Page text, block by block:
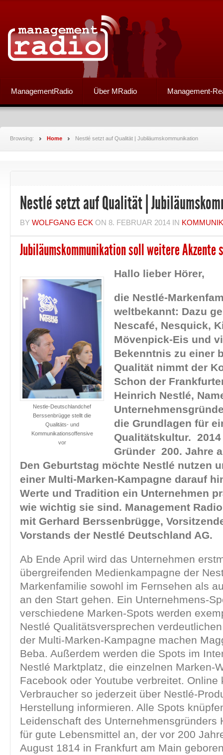
ManagementRadio Über MRadio Management-
Browsing: Home Nestlé setzt auf Qualität | Jubiläumskommunikation
Nestlé setzt auf Qualität |
BY WOLFGANG ECK ON 8. FEBRUAR 2014 IN
Jubiläumskommunikation soll weitere Akzente
Nestle-Deutschlandchef
Berssenbrügge stellt die
Qualitäts- und
Kommunikationsoffensive
vor
Hallo lieber Hörer,
die Nestlé-
weltbekannt: Dazu
Nescafé, Nesquick,
Mövenpick-Eis und
Bekenntnis zu einer
Qualität nimmt der
Schon der
Heinrich Nestlé,
die Grundlagen für
Qualitätskultur.
Gründer 200. Jahre
Den Geburtstag möchte Nestlé nutzen
einer Multi-Marken-Kampagne darauf
Werte und Tradition ein Unternehmen
wie wichtig sie sind. Management
mit Gerhard Berssenbrügge,
Vorstands der Nestlé Deutschland AG.
Ab Ende April wird das Unternehmen
übergreifenden Medienkampagne der
Markenfamilie sowohl im Fernsehen als
an den Start gehen. Ein Unternehmens-
verschiedene Marken-Spots werden
Nestlé Qualitätsversprechen
der Multi-Marken-Kampagne machen
Beba. Außerdem werden die Spots im
Nestlé Marktplatz, die einzelnen Marken-
Facebook oder Youtube verbreitet. Online
Verbraucher so jederzeit über Nestlé-
Herstellung informieren. Alle Spots
Leidenschaft des Unternehmensgründers
für gute Lebensmittel an, der vor 200
August 1814 in Frankfurt am Main